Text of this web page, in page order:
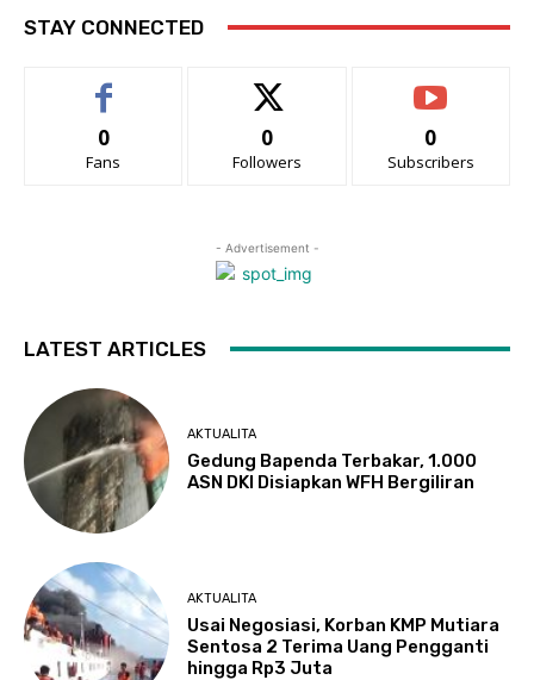
STAY CONNECTED
0
Fans
0
Followers
0
Subscribers
- Advertisement -
LATEST ARTICLES
AKTUALITA
Gedung Bapenda Terbakar, 1.000
ASN DKI Disiapkan WFH Bergiliran
AKTUALITA
Usai Negosiasi, Korban KMP Mutiara
Sentosa 2 Terima Uang Pengganti
hingga Rp3 Juta